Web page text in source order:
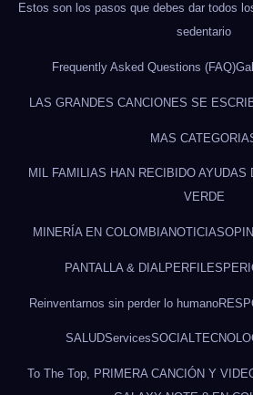
Estos son los pasos que debes dar todos
sedentario
Frequently Asked Questions (FAQ)
LAS GRANDES CANCIONES SE
MAS
MIL FAMILIAS HAN RECIBIDO AYUDAS
VERDE
MINERÍA EN COLOMBIANOTICIAS
PANTALLA & DIAL PERFILES
Reinventarnos sin perder lo humano
SALUDServicesSOCIAL
To The Top, PRIMERA CANCIÓN Y